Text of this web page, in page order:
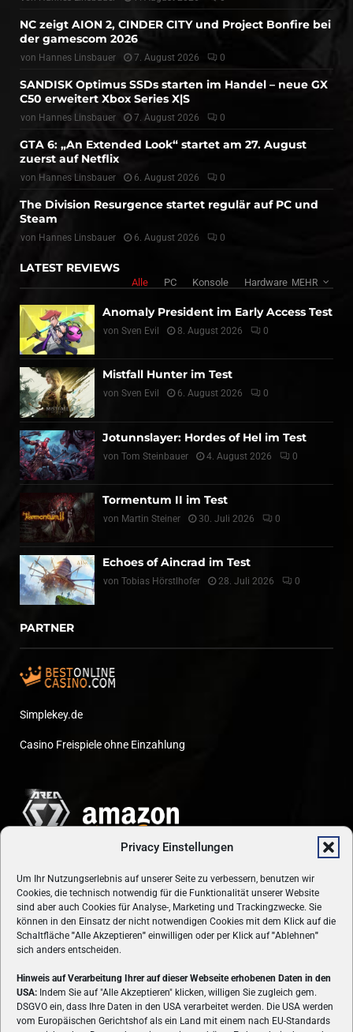
Privacy Einstellungen
Um Ihr Nutzungserlebnis auf unserer Seite zu verbessern, benutzen wir
Cookies, die technisch notwendig für die Funktionalität unserer Website
sind aber auch Cookies für Analyse-, Marketing und Trackingzwecke. Sie
können in den Einsatz der nicht notwendigen Cookies mit dem Klick auf die
Schaltfläche "Alle Akzeptieren" einwilligen oder per Klick auf"Ablehnen"
sich anders entscheiden.
Hinweis auf Verarbeitung Ihrer auf dieser Webseite erhobenen Daten in den
USA: Indem Sie auf "Alle Akzeptieren" klicken, willigen Sie zugleich gem.
DSGVO ein, dass Ihre Daten in den USA verarbeitet werden. Die USA werden
vom Europäischen Gerichtshof als ein Land mit einem nach EU-Standards
NC zeigt AION 2, CINDER CITY und Project Bonfire bei
der gamescom 2026
von Hannes Linsbauer 7. August 2026 0
SANDISK Optimus SSDs starten im Handel – neue GX
C50 erweitert Xbox Series X|S
von Hannes Linsbauer 7. August 2026 0
GTA 6: „An Extended Look“ startet am 27. August
zuerst auf Netflix
von Hannes Linsbauer 6. August 2026 0
The Division Resurgence startet regulär auf PC und
Steam
von Hannes Linsbauer 6. August 2026 0
LATEST REVIEWS
Alle PC Konsole Hardware MEHR
Anomaly President im Early Access Test
von Sven Evil 8. August 2026 0
Mistfall Hunter im Test
von Sven Evil 6. August 2026 0
Jotunnslayer: Hordes of Hel im Test
von Tom Steinbauer 4. August 2026 0
Tormentum II im Test
von Martin Steiner 30. Juli 2026 0
Echoes of Aincrad im Test
von Tobias Hörstlhofer 28. Juli 2026 0
PARTNER
Simplekey.de
Casino Freispiele ohne Einzahlung
ÜBER UNS
VON GAMERN, FÜR GAMER! Gamers.at ist das älteste Online-